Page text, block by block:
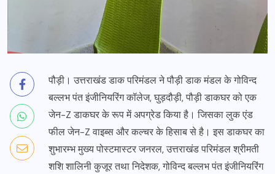
पौड़ी। उत्तराखंड डाक परिमंडल ने पौड़ी डाक मंडल के गोविन्द
बल्लभ पंत इंजीनियरिंग कॉलेज, घुड़दौड़ी, पौड़ी डाकघर को एक
जेन-Z डाकघर के रूप में अपग्रेड किया है। जिसका लुक एंड
फील जेन-Z वाइब्स और कल्चर के हिसाब से है। इस डाकघर का
शुभारम्भ मुख्य पोस्टमास्टर जनरल, उत्तराखंड परिमंडल श्रीमती
शशि शालिनी कुजूर तथा निदेशक, गोविन्द बल्लभ पंत इंजीनियरिंग